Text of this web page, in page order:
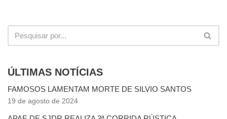
ÚLTIMAS NOTÍCIAS
FAMOSOS LAMENTAM MORTE DE SILVIO SANTOS
19 de agosto de 2024